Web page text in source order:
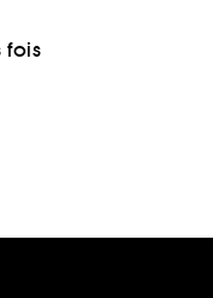
fois